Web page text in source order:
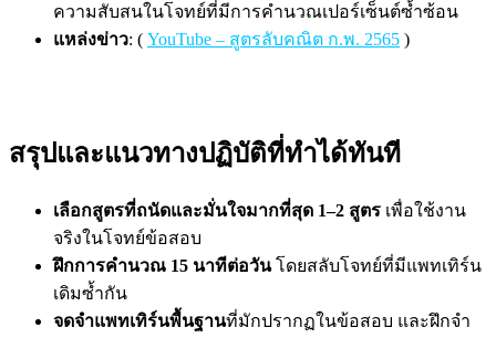
ความสับสนในโจทย์ที่มีการคำนวณเปอร์เซ็นต์ซ้ำซ้อน
แหล่งข่าว: ( YouTube – สูตรลับคณิต ก.พ. 2565 )
สรุปและแนวทางปฏิบัติที่ทำได้ทันที
เลือกสูตรที่ถนัดและมั่นใจมากที่สุด 1–2 สูตร เพื่อใช้งาน
จริงในโจทย์ข้อสอบ
ฝึกการคำนวณ 15 นาทีต่อวันโดยสลับโจทย์ที่มีแพทเทิร์น
เดิมซ้ำกัน
จดจำแพทเทิร์นพื้นฐานที่มักปรากฏในข้อสอบ และฝึกจำ